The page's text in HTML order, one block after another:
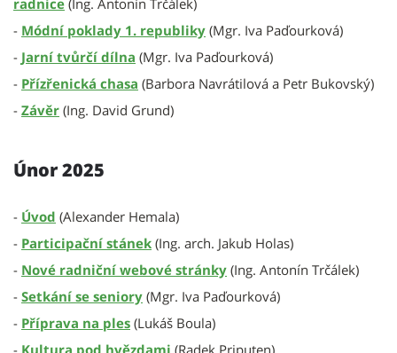
radnice (Ing. Antonín Trčálek)
- Módní poklady 1. republiky (Mgr. Iva Paďourková)
- Jarní tvůrčí dílna (Mgr. Iva Paďourková)
- Přízřenická chasa (Barbora Navrátilová a Petr Bukovský)
- Závěr (Ing. David Grund)
Únor 2025
- Úvod (Alexander Hemala)
- Participační stánek (Ing. arch. Jakub Holas)
- Nové radniční webové stránky (Ing. Antonín Trčálek)
- Setkání se seniory (Mgr. Iva Paďourková)
- Příprava na ples (Lukáš Boula)
- Kultura pod hvězdami (Radek Priputen)